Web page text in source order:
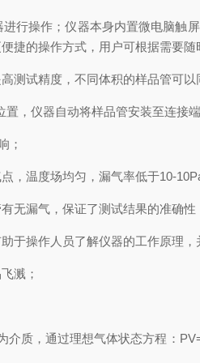
行操作；仪器本身内置微电脑
捷的操作方式，用户可根据需要
测试精度，不同体积的样品管可
，仪器自动将样品管安装至连接
；
，温度场均匀，漏气率低于10-
无漏气，保证了测试结果的准确性
于操作人员了解仪器的工作原理
溅；
介质，通过理想气体状态方程：